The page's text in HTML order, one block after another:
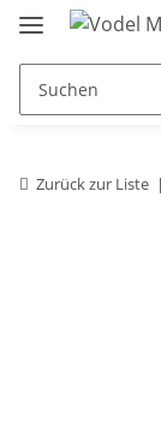
Zurück zur Liste